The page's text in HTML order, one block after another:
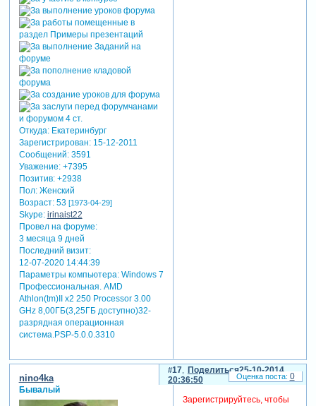
Откуда:Екатеринбург
Зарегистрирован: 15-12-2011
Сообщений:3591
Уважение: +7395
Позитив: +2938
Пол:Женский
Возраст:53 [1973-04-29]
Skype: irinaist22
Провел на форуме:
3 месяца 9 дней
Последний визит:
12-07-2020 14:44:39
Параметры компьютера:Windows 7
Профессиональная. AMD
Athlon(tm)II x2 250 Processor 3.00
GHz 8,00ГБ(3,25ГБ доступно)32-
разрядная операционная
система.PSP-5.0.0.3310
Поделиться
17
25-10-2014
20:36:50
nino4ka
Бывалый
Зарегистрируйтесь, чтобы
0